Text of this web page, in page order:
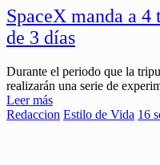
SpaceX manda a
de 3 días
Durante el periodo que la
realizarán una serie de
Leer más
Redaccion Estilo de Vida 16